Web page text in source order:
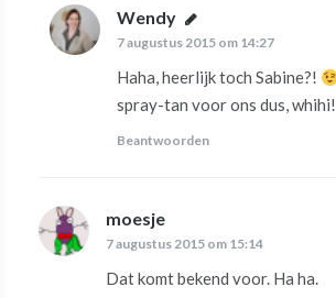
Wendy schreef:
7 augustus 2015 om 14:27
Haha, heerlijk toch Sabine?!
spray-tan voor ons dus, whihi!
Beantwoorden
moesje
7 augustus 2015 om 15:14
Dat komt bekend voor. Ha ha.